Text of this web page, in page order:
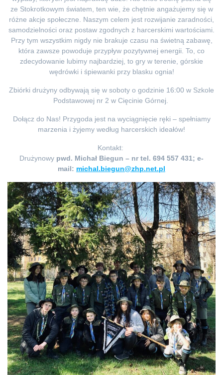
ze Stokrotkowym światem, ten wie, że chętnie angażujemy się w
różne akcje społeczne. Naszym celem jest rozwijanie zaradności,
samodzielności oraz postaw zgodnych z harcerskimi wartościami.
Przy tym wszystkim nigdy nie brakuje czasu na świetną zabawę,
która zawsze powoduje przypływ pozytywnej energii. To, co
zdecydowanie lubimy najbardziej, to gry w terenie, górskie
wędrówki i śpiewanki przy blasku ognia!
Zbiórki drużyny odbywają się w soboty o godzinie 16:00 w Szkole
Podstawowej nr 2 w Cięcinie Górnej.
Dołącz do Nas! Przygoda jest na wyciągnięcie ręki – spełniamy
marzenia i żyjemy według harcerskich ideałów!
Kontakt:
Drużynowy pwd. Michał Biegun – nr tel. 694 557 431; e-
mail: michal.biegun@zhp.net.pl